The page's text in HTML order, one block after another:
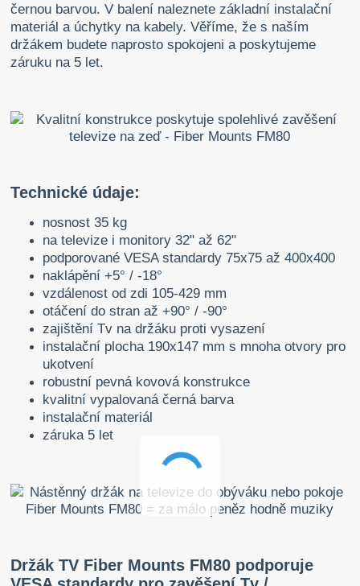
černou barvou. V balení naleznete základní instalační
materiál a úchytky na kabely. Věříme, že s naším
držákem budete naprosto spokojeni a poskytujeme
záruku na 5 let.
Technické údaje:
nosnost 35 kg
na televize i monitory 32" až 62"
podporované VESA standardy 75x75 až 400x400
naklápění +5° / -18°
vzdálenost od zdi 105-429 mm
otáčení do stran až +90° / -90°
zajištění Tv na držáku proti vysazení
instalační plocha 190x147 mm s mnoha otvory pro
ukotvení
robustní pevná kovová konstrukce
kvalitní vypalovaná černá barva
instalační materiál
záruka 5 let
Držák TV Fiber Mounts FM80 podporuje